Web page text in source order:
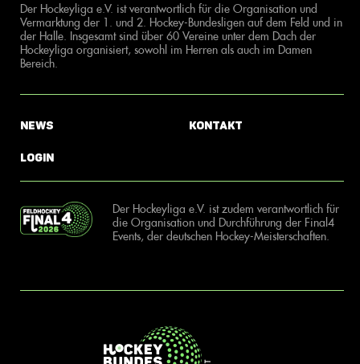
Der Hockeyliga e.V. ist verantwortlich für die Organisation und
Vermarktung der 1. und 2. Hockey-Bundesligen auf dem Feld und in
der Halle. Insgesamt sind über 60 Vereine unter dem Dach der
Hockeyliga organisiert, sowohl im Herren als auch im Damen
Bereich.
News
Login
Kontakt
Der Hockeyliga e.V. ist zudem verantwortlich für
die Organisation und Durchführung der Final4
Events, der deutschen Hockey-Meisterschaften.